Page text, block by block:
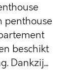
penthouse
beschikt
Dankzij...